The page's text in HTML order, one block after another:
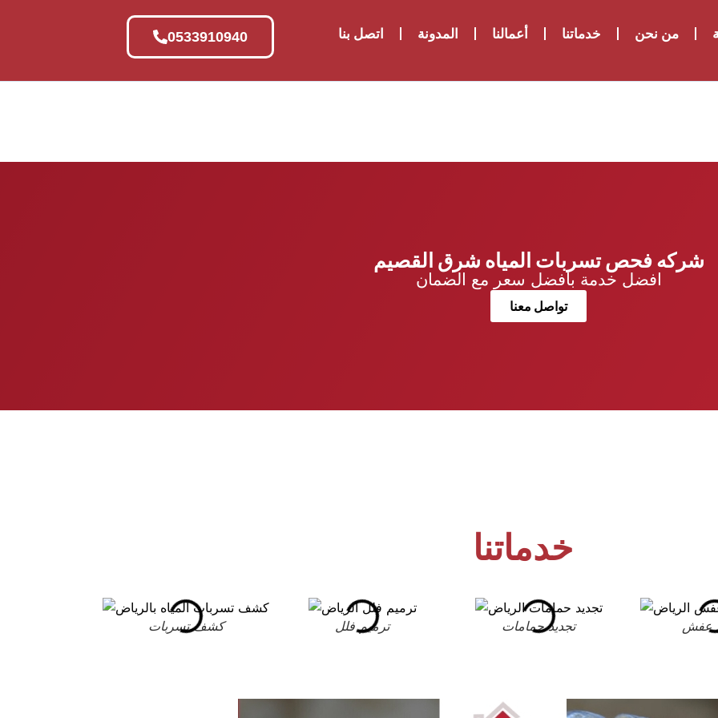
من نحن خدماتنا أعمالنا المدونة اتصل بنا 0533910940
شركه فحص تسربات المياه شرق القصيم
افضل خدمة بافضل سعر مع الضمان
تواصل معنا
خدماتنا
كشف تسربات ترميم فلل تجديد حمامات عفش